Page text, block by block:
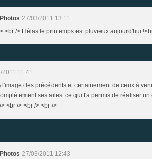
27/03/2011 13:11
<br /> Hélas le printemps est pluvieux aujourd'hui
2011 11:41
l'image des précédents et certainement de ceux à
ses ailes ce qui t'a permis de réaliser
/> <br /> <br />
27/03/2011 12:43